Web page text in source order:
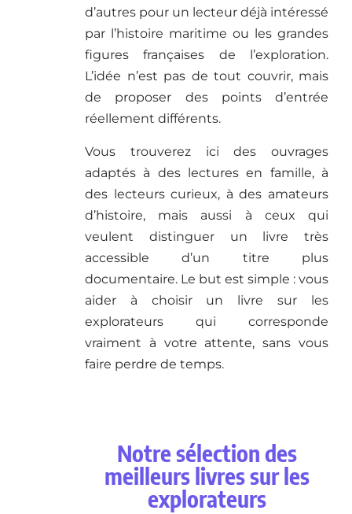
d’autres pour un lecteur déjà intéressé
par l’histoire maritime ou les grandes
figures françaises de l’exploration.
L’idée n’est pas de tout couvrir, mais
de proposer des points d’entrée
réellement différents.
Vous trouverez ici des ouvrages
adaptés à des lectures en famille, à
des lecteurs curieux, à des amateurs
d’histoire, mais aussi à ceux qui
veulent distinguer un livre très
accessible d’un titre plus
documentaire. Le but est simple : vous
aider à choisir un livre sur les
explorateurs qui corresponde
vraiment à votre attente, sans vous
faire perdre de temps.
Notre sélection des
meilleurs livres sur les
explorateurs